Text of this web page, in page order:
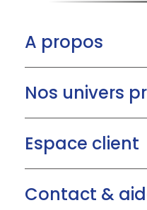
A propos
Nos univers
Espace client
Contact &